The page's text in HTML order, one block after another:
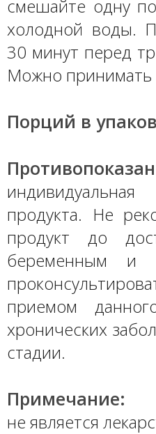
смешайте одну
холодной воды.
30 минут перед
Можно
Порций в
продукта. Не
продукт до
беременным и
приемом
хронических
стадии.
Примечание:
не является